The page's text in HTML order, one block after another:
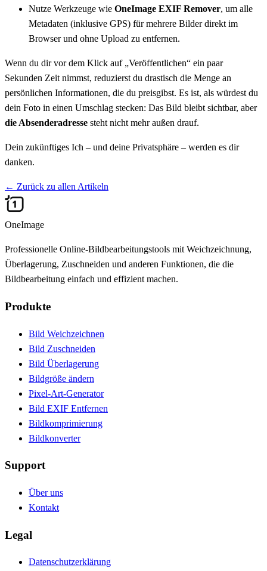
Nutze Werkzeuge wie OneImage EXIF Remover, um alle
Metadaten (inklusive GPS) für mehrere Bilder direkt im
Browser und ohne Upload zu entfernen.
Wenn du dir vor dem Klick auf „Veröffentlichen“ ein paar
Sekunden Zeit nimmst, reduzierst du drastisch die Menge an
persönlichen Informationen, die du preisgibst. Es ist, als würdest du
dein Foto in einen Umschlag stecken: Das Bild bleibt sichtbar, aber
die Absenderadresse steht nicht mehr außen drauf.
Dein zukünftiges Ich – und deine Privatsphäre – werden es dir
danken.
← Zurück zu allen Artikeln
OneImage
Professionelle Online-Bildbearbeitungstools mit Weichzeichnung,
Überlagerung, Zuschneiden und anderen Funktionen, die die
Bildbearbeitung einfach und effizient machen.
Produkte
Bild Weichzeichnen
Bild Zuschneiden
Bild Überlagerung
Bildgröße ändern
Pixel-Art-Generator
Bild EXIF Entfernen
Bildkomprimierung
Bildkonverter
Support
Über uns
Kontakt
Legal
Datenschutzerklärung